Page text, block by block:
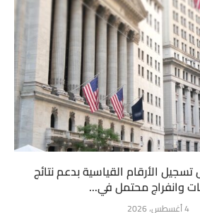
الأرقام القياسية بدعم نتائج
وانفراج محتمل في...
4 أغسطس، 2026